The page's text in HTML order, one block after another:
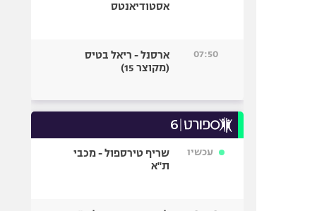
אסטודיאנטס
07:50
ארסנל - ריאל בטיס
(מקוצר 15)
עכשיו
שריף טירספול - מכבי
ת"א